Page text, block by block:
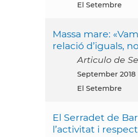
El Setembre
Massa mare:
relació d’iguals,
Articulo de
September 2018
El Setembre
El Serradet de
l’activitat i